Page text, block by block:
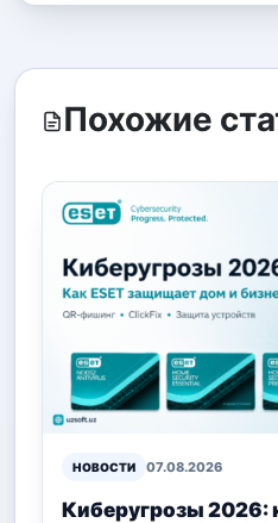
Похожие
НОВОСТИ 07.08.2026
Киберугрозы 2026: